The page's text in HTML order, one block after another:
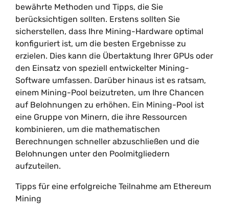
bewährte Methoden und Tipps, die Sie
berücksichtigen sollten. Erstens sollten Sie
sicherstellen, dass Ihre Mining-Hardware optimal
konfiguriert ist, um die besten Ergebnisse zu
erzielen. Dies kann die Übertaktung Ihrer GPUs oder
den Einsatz von speziell entwickelter Mining-
Software umfassen. Darüber hinaus ist es ratsam,
einem Mining-Pool beizutreten, um Ihre Chancen
auf Belohnungen zu erhöhen. Ein Mining-Pool ist
eine Gruppe von Minern, die ihre Ressourcen
kombinieren, um die mathematischen
Berechnungen schneller abzuschließen und die
Belohnungen unter den Poolmitgliedern
aufzuteilen.
Tipps für eine erfolgreiche Teilnahme am Ethereum
Mining